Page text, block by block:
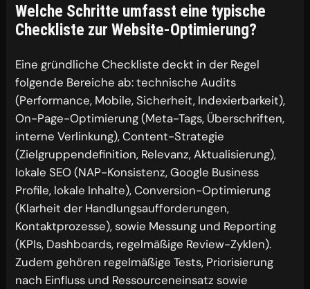
Welche Schritte umfasst eine typische
Checkliste zur Website-Optimierung?
Eine gründliche Checkliste deckt in der Regel
folgende Bereiche ab: technische Audits
(Performance, Mobile, Sicherheit, Indexierbarkeit),
On-Page-Optimierung (Meta-Tags, Überschriften,
interne Verlinkung), Content-Strategie
(Zielgruppendefinition, Relevanz, Aktualisierung),
lokale SEO (NAP-Konsistenz, Google Business
Profile, lokale Inhalte), Conversion-Optimierung
(Klarheit der Handlungsaufforderungen,
Kontaktprozesse), sowie Messung und Reporting
(KPIs, Dashboards, regelmäßige Review-Zyklen).
Zudem gehören regelmäßige Tests, Priorisierung
nach Einfluss und Ressourceneinsatz sowie